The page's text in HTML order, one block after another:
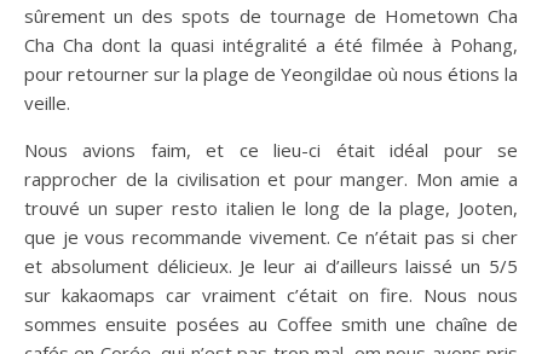
sûrement un des spots de tournage de Hometown Cha
Cha Cha dont la quasi intégralité a été filmée à Pohang,
pour retourner sur la plage de Yeongildae où nous étions la
veille.
Nous avions faim, et ce lieu-ci était idéal pour se
rapprocher de la civilisation et pour manger. Mon amie a
trouvé un super resto italien le long de la plage, Jooten,
que je vous recommande vivement. Ce n’était pas si cher
et absolument délicieux. Je leur ai d’ailleurs laissé un 5/5
sur kakaomaps car vraiment c’était on fire. Nous nous
sommes ensuite posées au Coffee smith une chaîne de